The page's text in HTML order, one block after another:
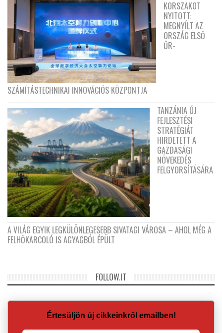
KORSZAKOT
NYITOTT:
MEGNYÍLT AZ
ORSZÁG ELSŐ
ŰR-
SZÁMÍTÁSTECHNIKAI INNOVÁCIÓS KÖZPONTJA
TANZÁNIA ÚJ
FEJLESZTÉSI
STRATÉGIÁT
HIRDETETT A
GAZDASÁGI
NÖVEKEDÉS
FELGYORSÍTÁSÁRA
A VILÁG EGYIK LEGKÜLÖNLEGESEBB SIVATAGI VÁROSA – AHOL MÉG A
FELHŐKARCOLÓ IS AGYAGBÓL ÉPÜLT
FOLLOW.IT
Értesüljön új cikkeinkről emailben!